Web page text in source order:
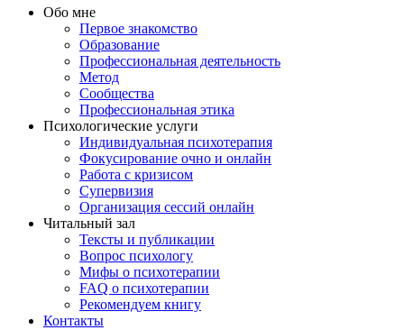
Обо мне
Первое знакомство
Образование
Профессиональная деятельность
Метод
Сообщества
Профессиональная этика
Психологические услуги
Индивидуальная психотерапия
Фокусирование очно и онлайн
Работа с кризисом
Супервизия
Организация сессий онлайн
Читальный зал
Тексты и публикации
Вопрос психологу
Мифы о психотерапии
FAQ о психотерапии
Рекомендуем книгу
Контакты